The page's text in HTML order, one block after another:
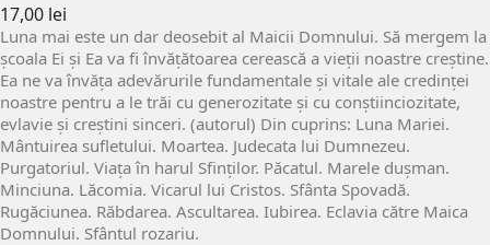
17,00 lei
Luna mai este un dar deosebit al Maicii Domnului. Să mergem la
şcoala Ei şi Ea va fi învăţătoarea cerească a vieţii noastre creştine.
Ea ne va învăţa adevărurile fundamentale şi vitale ale credinţei
noastre pentru a le trăi cu generozitate şi cu conştiinciozitate,
evlavie şi creştini sinceri. (autorul) Din cuprins: Luna Mariei.
Mântuirea sufletului. Moartea. Judecata lui Dumnezeu.
Purgatoriul. Viaţa în harul Sfinţilor. Păcatul. Marele duşman.
Minciuna. Lăcomia. Vicarul lui Cristos. Sfânta Spovadă.
Rugăciunea. Răbdarea. Ascultarea. Iubirea. Eclavia către Maica
Domnului. Sfântul rozariu.